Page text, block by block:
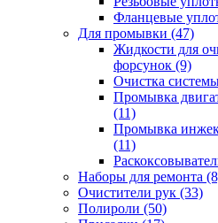
Фланцевые
Для промывки (47)
Жидкости для
форсунок (9)
Очистка
Промывка
(11)
Промывка
(11)
Наборы для ремонта
Очистители рук (33)
Полироли (50)